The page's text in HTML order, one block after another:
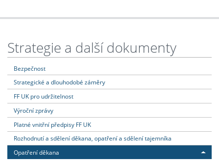
Strategie a další dokumenty
Bezpečnost
Strategické a dlouhodobé záměry
FF UK pro udržitelnost
Výroční zprávy
Platné vnitřní předpisy FF UK
Rozhodnutí a sdělení děkana, opatření a sdělení tajemníka
Opatření děkana